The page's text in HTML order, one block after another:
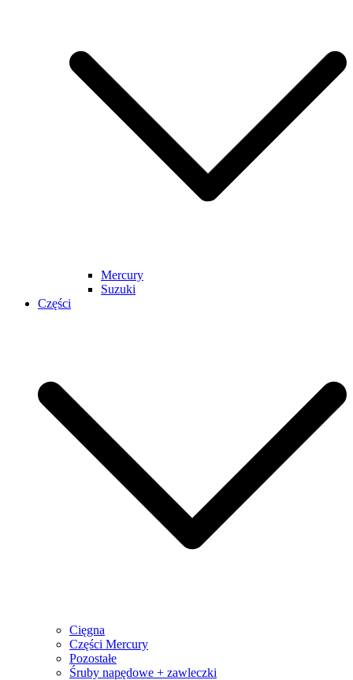
Mercury
Suzuki
Części
Cięgna
Części Mercury
Pozostałe
Śruby napędowe + zawleczki